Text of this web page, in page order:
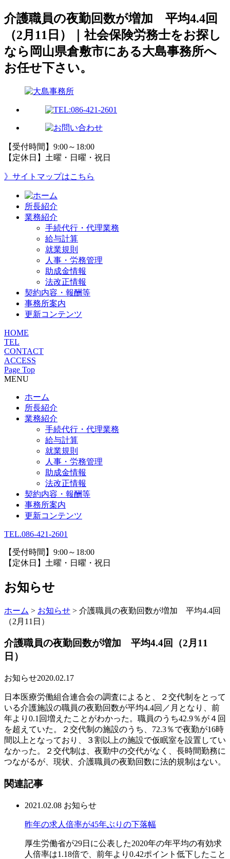
介護職員の夜勤回数が増加 平均4.4回
（2月11日）｜社会保険労務士をお探し
なら岡山県倉敷市にある大島事務所へ
お任せ下さい。
【受付時間】9:00～18:00
【定休日】土曜・日曜・祝日
》サイトマップはこちら
所長紹介
業務紹介
手続代行・代理業務
給与計算
就業規則
人事・労務管理
助成金情報
法改正情報
契約内容・報酬等
事務所案内
更新コンテンツ
HOME
TEL
CONTACT
ACCESS
Page Top
MENU
ホーム
所長紹介
業務紹介
手続代行・代理業務
給与計算
就業規則
人事・労務管理
助成金情報
法改正情報
契約内容・報酬等
事務所案内
更新コンテンツ
TEL.086-421-2601
【受付時間】9:00～18:00
【定休日】土曜・日曜・祝日
お知らせ
ホーム > お知らせ > 介護職員の夜勤回数が増加 平均4.4回
（2月11日）
介護職員の夜勤回数が増加 平均4.4回（2月11
日）
お知らせ2020.02.17
日本医療労働組合連合会の調査によると、２交代制をとって
いる介護施設の職員の夜勤回数が平均4.4回／月となり、前
年より0.1回増えたことがわかった。職員のうち42.9％が４回
を超えていた。２交代制の施設のうち、72.3％で夜勤が16時
間以上となっており、３割以上の施設で仮眠室を設置してい
なかった。２交代制は、夜勤中の交代がなく、長時間勤務に
つながるが、現状、介護職員の夜勤回数に法的規制はない。
関連記事
2021.02.08 お知らせ
昨年の求人倍率が45年ぶりの下落幅
厚生労働省が29日に公表した2020年の年平均の有効求
人倍率は1.18倍で、前年より0.42ポイント低下したこと